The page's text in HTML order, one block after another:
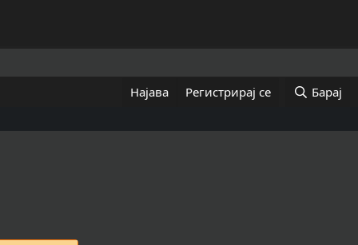
Најава Регистрирај се Барај